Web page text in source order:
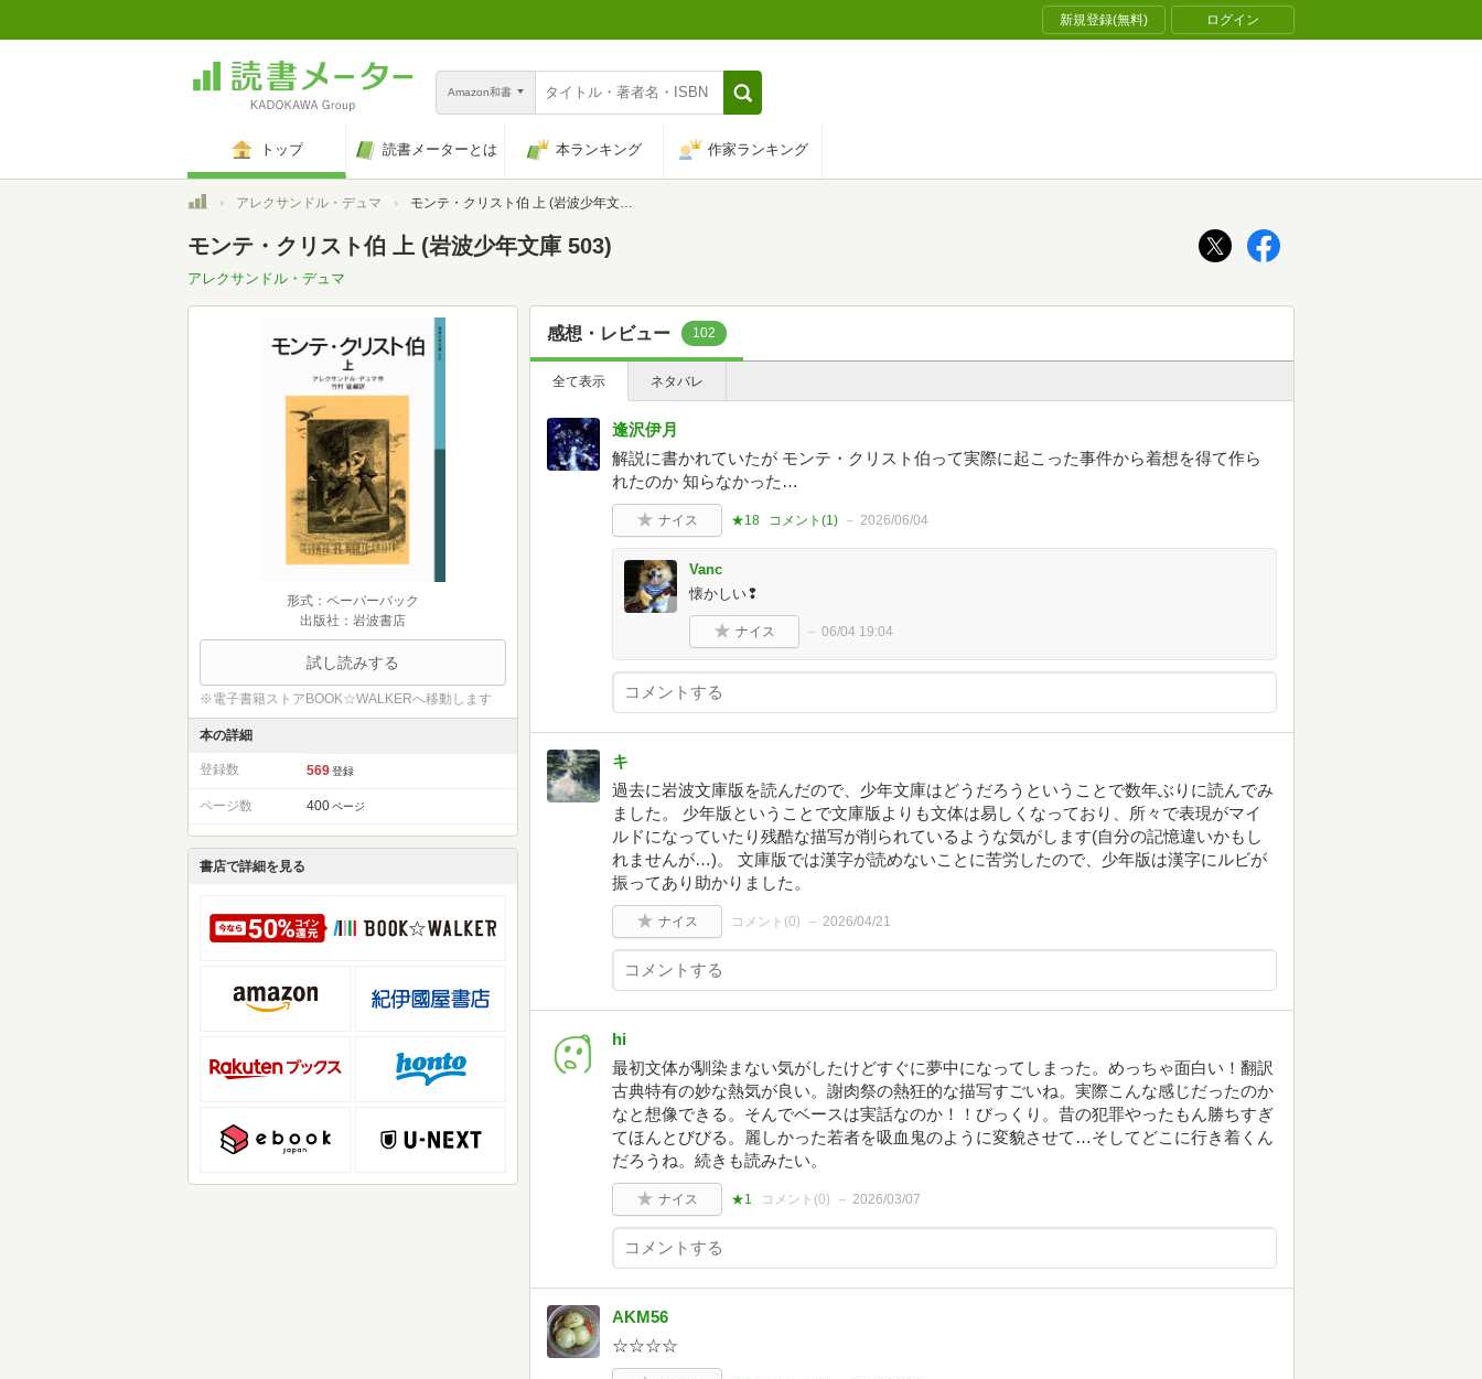
新規登録(無料) ログイン
Amazon和書
トップ 読書メーターとは 本ランキング 作家ランキング
トップアレクサンドル・デュマ モンテ・クリスト伯 上 (岩波少年文庫 503)
モンテ・クリスト伯 上 (岩波少年文庫 503)
アレクサンドル・デュマ
形式：ペーパーバック
出版社：岩波書店
試し読みする
※電子書籍ストアBOOK☆WALKERへ移動します
本の詳細
登録数 569 登録
ページ数 400 ページ
書店で詳細を見る
感想・レビュー 102
全て表示 ネタバレ
逢沢伊月
解説に書かれていたが モンテ・クリスト伯って実際に起こった事件から着想を得て作ら
れたのか 知らなかった…
ナイス ★18 コメント(1) 2026/06/04
Vanc
懐かしい❢
ナイス 06/04 19:04
キ
過去に岩波文庫版を読んだので、少年文庫はどうだろうということで数年ぶりに読んでみ
ました。 少年版ということで文庫版よりも文体は易しくなっており、所々で表現がマイ
ルドになっていたり残酷な描写が削られているような気がします(自分の記憶違いかもし
れませんが…)。 文庫版では漢字が読めないことに苦労したので、少年版は漢字にルビが
振ってあり助かりました。
ナイス コメント(0) 2026/04/21
hi
最初文体が馴染まない気がしたけどすぐに夢中になってしまった。めっちゃ面白い！翻訳
古典特有の妙な熱気が良い。謝肉祭の熱狂的な描写すごいね。実際こんな感じだったのか
なと想像できる。そんでベースは実話なのか！！びっくり。昔の犯罪やったもん勝ちすぎ
てほんとびびる。麗しかった若者を吸血鬼のように変貌させて…そしてどこに行き着くん
だろうね。続きも読みたい。
ナイス ★1 コメント(0) 2026/03/07
AKM56
☆☆☆☆